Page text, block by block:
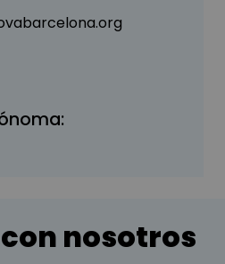
con nosotros